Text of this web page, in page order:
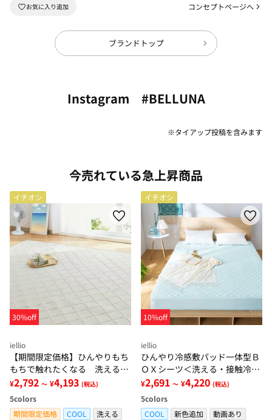
コンセプトページへ
ブランドトップ
Instagram #BELLUNA
※タイアップ投稿を含みます
今売れている急上昇商品
イチオシ
30%off
iellio
【期間限定価格】ひんやりもち
もちで触れたくなる 洗えるラ
グ＜低反発・滑りにくい・接触
冷感・防ダニ・カーペット＞
¥2,792 ～ ¥4,193 (税込)
5colors
期間限定価格
COOL
洗える
イチオシ
10%off
iellio
ひんやり冷感敷パッド一体型Ｂ
ＯＸシーツ＜洗える・接触冷
感・抗菌防臭・時短・家事楽・
ボックスシーツ・寝苦しさ対策
＞
¥2,691 ～ ¥4,220 (税込)
5colors
COOL
新色追加
動画あり